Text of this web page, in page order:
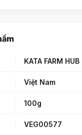
KATA FARM HUB
Việt Nam
100g
VEG00577